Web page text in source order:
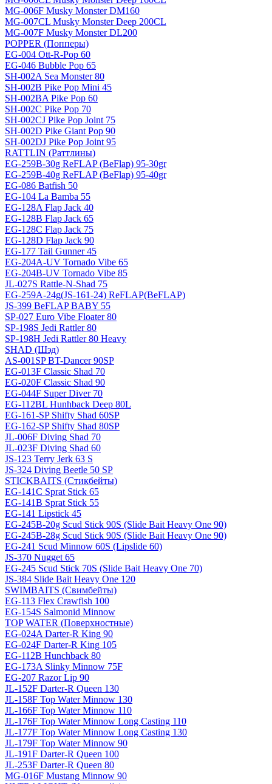
MG-006F Musky Monster DM160
MG-007CL Musky Monster Deep 200CL
MG-007F Musky Monster DL200
POPPER (Попперы)
EG-004 Ott-R-Pop 60
EG-046 Bubble Pop 65
SH-002A Sea Monster 80
SH-002B Pike Pop Mini 45
SH-002BA Pike Pop 60
SH-002C Pike Pop 70
SH-002CJ Pike Pop Joint 75
SH-002D Pike Giant Pop 90
SH-002DJ Pike Pop Joint 95
RATTLIN (Раттлины)
EG-259B-30g ReFLAP (BeFlap) 95-30gr
EG-259B-40g ReFLAP (BeFlap) 95-40gr
EG-086 Batfish 50
EG-104 La Bamba 55
EG-128A Flap Jack 40
EG-128B Flap Jack 65
EG-128C Flap Jack 75
EG-128D Flap Jack 90
EG-177 Tail Gunner 45
EG-204A-UV Tornado Vibe 65
EG-204B-UV Tornado Vibe 85
JL-027S Rattle-N-Shad 75
EG-259A-24g(JS-161-24) ReFLAP(BeFLAP)
JS-399 BeFLAP BABY 55
SP-027 Euro Vibe Floater 80
SP-198S Jedi Rattler 80
SP-198H Jedi Rattler 80 Heavy
SHAD (Шэд)
AS-001SP BT-Dancer 90SP
EG-013F Classic Shad 70
EG-020F Classic Shad 90
EG-044F Super Diver 70
EG-112BL Hunhback Deep 80L
EG-161-SP Shifty Shad 60SP
EG-162-SP Shifty Shad 80SP
JL-006F Diving Shad 70
JL-023F Diving Shad 60
JS-123 Terry Jerk 63 S
JS-324 Diving Beetle 50 SP
STICKBAITS (Стикбейты)
EG-141C Sprat Stick 65
EG-141B Sprat Stick 55
EG-141 Lipstick 45
EG-245B-20g Scud Stick 90S (Slide Bait Heavy One 90)
EG-245B-28g Scud Stick 90S (Slide Bait Heavy One 90)
EG-241 Scud Minnow 60S (Lipslide 60)
JS-370 Nugget 65
EG-245 Scud Stick 70S (Slide Bait Heavy One 70)
JS-384 Slide Bait Heavy One 120
SWIMBAITS (Свимбейты)
EG-113 Flex Crawfish 100
EG-154S Salmonid Minnow
TOP WATER (Поверхностные)
EG-024A Darter-R King 90
EG-024F Darter-R King 105
EG-112B Hunchback 80
EG-173A Slinky Minnow 75F
EG-207 Razor Lip 90
JL-152F Darter-R Queen 130
JL-158F Top Water Minnow 130
JL-166F Top Water Minnow 110
JL-176F Top Water Minnow Long Casting 110
JL-177F Top Water Minnow Long Casting 130
JL-179F Top Water Minnow 90
JL-191F Darter-R Queen 100
JL-253F Darter-R Queen 80
MG-016F Mustang Minnow 90